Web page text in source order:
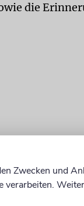
die
Zwecken und
verarbeiten.